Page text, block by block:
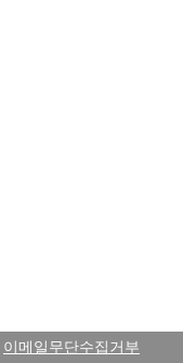
이메일무단수집거부